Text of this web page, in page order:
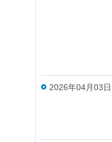
2026年04月03日